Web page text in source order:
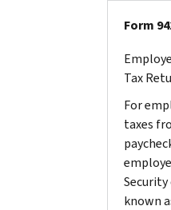
Form
Tax
For
taxes
Security
known